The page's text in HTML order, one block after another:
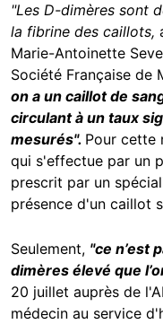
"Les D-dimères sont
la fibrine des caillots,
Marie-Antoinette
Société Française de
on a un caillot de
circulant à un taux
mesurés". Pour cette
qui s'effectue par un
prescrit par un
présence d'un caillot
Seulement, "ce n’est
dimères élevé que
20 juillet auprès de
médecin au service